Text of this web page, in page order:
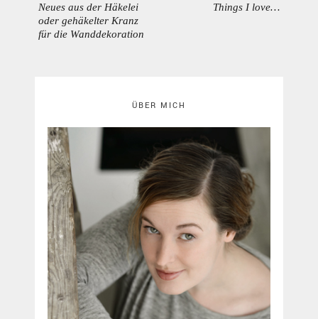
PREVIOUS
POST:
Neues aus der Häkelei
oder gehäkelter Kranz
für die Wanddekoration
NEXT
Things I love…
ÜBER MICH